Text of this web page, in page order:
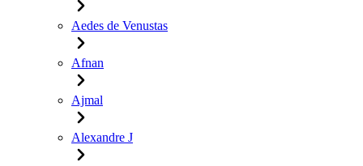
Aedes de Venustas
Afnan
Ajmal
Alexandre J